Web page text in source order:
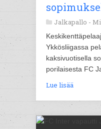
Jalkapallo -
Ykkösliigassa
kaksivuotisella
porilaisesta FC
Lue lisää